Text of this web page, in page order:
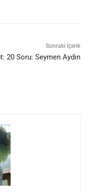
Sonraki İçerik
20 Soru: Seymen Aydın